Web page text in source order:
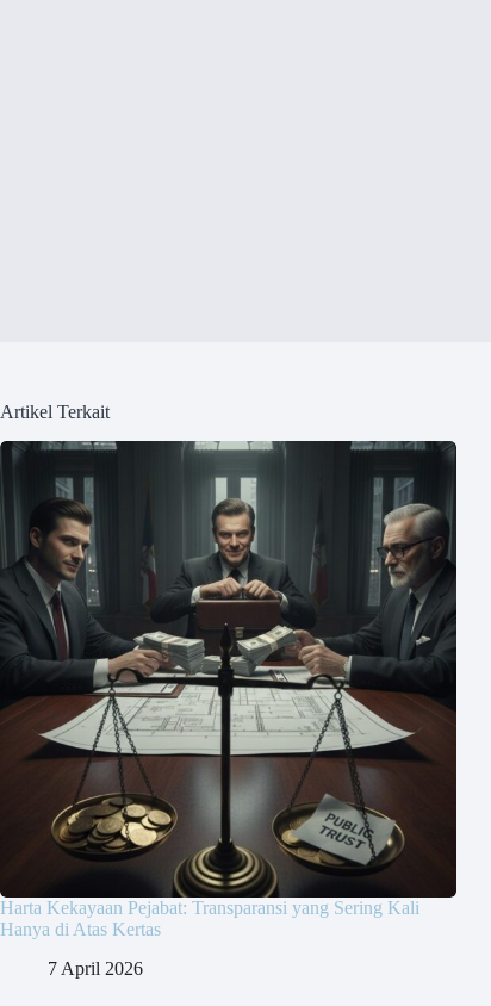
Artikel Terkait
Harta Kekayaan Pejabat: Transparansi yang Sering Kali
Hanya di Atas Kertas
7 April 2026